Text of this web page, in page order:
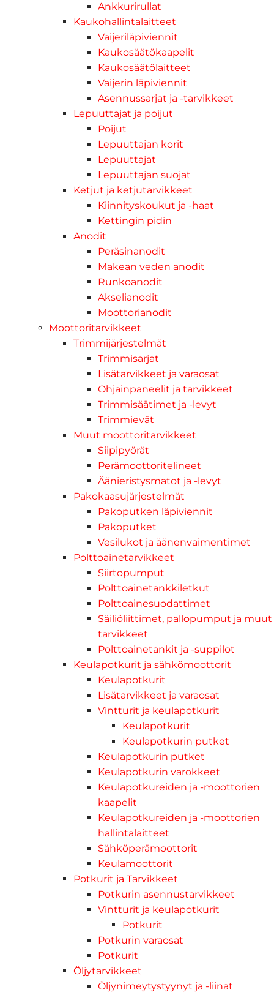
Ankkurirullat
Kaukohallintalaitteet
Vaijeriläpiviennit
Kaukosäätökaapelit
Kaukosäätölaitteet
Vaijerin läpiviennit
Asennussarjat ja -tarvikkeet
Lepuuttajat ja poijut
Poijut
Lepuuttajan korit
Lepuuttajat
Lepuuttajan suojat
Ketjut ja ketjutarvikkeet
Kiinnityskoukut ja -haat
Kettingin pidin
Anodit
Peräsinanodit
Makean veden anodit
Runkoanodit
Akselianodit
Moottorianodit
Moottoritarvikkeet
Trimmijärjestelmät
Trimmisarjat
Lisätarvikkeet ja varaosat
Ohjainpaneelit ja tarvikkeet
Trimmisäätimet ja -levyt
Trimmievät
Muut moottoritarvikkeet
Siipipyörät
Perämoottoritelineet
Äänieristysmatot ja -levyt
Pakokaasujärjestelmät
Pakoputken läpiviennit
Pakoputket
Vesilukot ja äänenvaimentimet
Polttoainetarvikkeet
Siirtopumput
Polttoainetankkiletkut
Polttoainesuodattimet
Säiliöliittimet, pallopumput ja muut
tarvikkeet
Polttoainetankit ja -suppilot
Keulapotkurit ja sähkömoottorit
Keulapotkurit
Lisätarvikkeet ja varaosat
Vintturit ja keulapotkurit
Keulapotkurit
Keulapotkurin putket
Keulapotkurin putket
Keulapotkurin varokkeet
Keulapotkureiden ja -moottorien
kaapelit
Keulapotkureiden ja -moottorien
hallintalaitteet
Sähköperämoottorit
Keulamoottorit
Potkurit ja Tarvikkeet
Potkurin asennustarvikkeet
Vintturit ja keulapotkurit
Potkurit
Potkurin varaosat
Potkurit
Öljytarvikkeet
Öljynimeytystyynyt ja -liinat